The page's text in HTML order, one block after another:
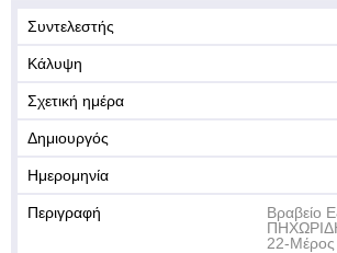
Συντελεστής
Κάλυψη
Σχετική ημέρα
Δημιουργός
Ημερομηνία
Περιγραφή
Βραβείο
22-